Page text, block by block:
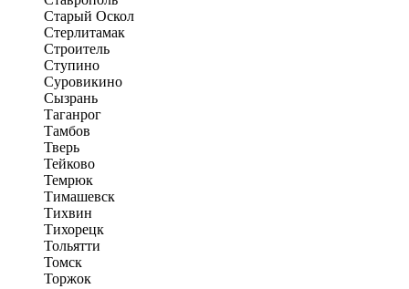
Старый Оскол
Стерлитамак
Строитель
Ступино
Суровикино
Сызрань
Таганрог
Тамбов
Тверь
Тейково
Темрюк
Тимашевск
Тихвин
Тихорецк
Тольятти
Томск
Торжок